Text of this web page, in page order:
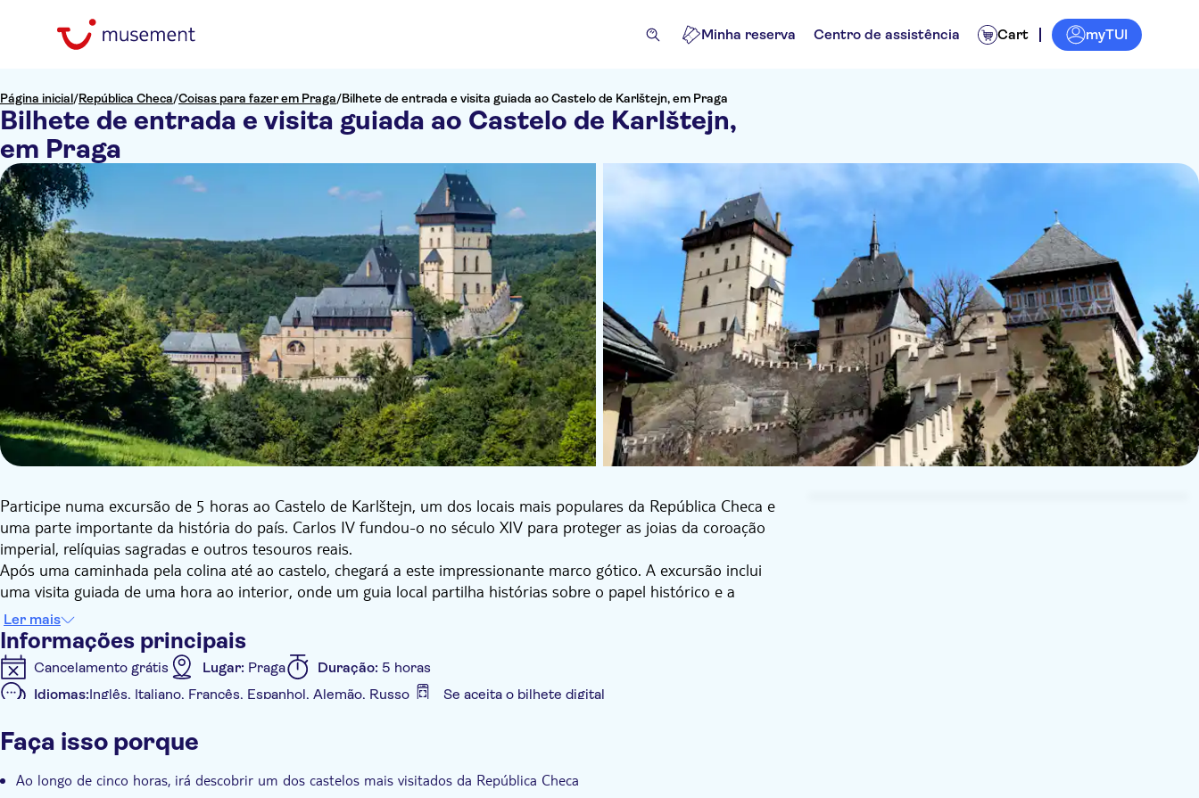
Minha reserva Centro de assistência Cart myTUI
Página inicial/República Checa/Coisas para fazer em Praga/Bilhete de entrada e visita guiada ao Castelo de Karlštejn, em Praga
Bilhete de entrada e visita guiada ao Castelo de Karlštejn,
em Praga
Participe numa excursão de 5 horas ao Castelo de Karlštejn, um dos locais mais populares da República Checa e
uma parte importante da história do país. Carlos IV fundou-o no século XIV para proteger as joias da coroação
imperial, relíquias sagradas e outros tesouros reais.
Após uma caminhada pela colina até ao castelo, chegará a este impressionante marco gótico. A excursão inclui
uma visita guiada de uma hora ao interior, onde um guia local partilha histórias sobre o papel histórico e a
arquitetura do local.
Ler mais
Informações principais
Cancelamento grátis Lugar: Praga Duração: 5 horas
Idiomas:Inglês, Italiano, Francês, Espanhol, Alemão, Russo Se aceita o bilhete digital
Confirmação instantânea
Transporte incluído
Faça isso porque
Ao longo de cinco horas, irá descobrir um dos castelos mais visitados da República Checa